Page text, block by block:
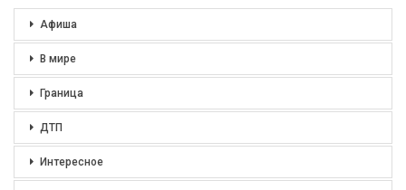
Афиша
В мире
Граница
ДТП
Интересное